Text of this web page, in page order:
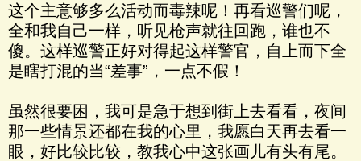
这个主意够多么活动而毒辣呢！再看巡警们呢，
全和我自己一样，听见枪声就往回跑，谁也不
傻。这样巡警正好对得起这样警官，自上而下全
是瞎打混的当“差事”，一点不假！
虽然很要困，我可是急于想到街上去看看，夜间
那一些情景还都在我的心里，我愿白天再去看一
眼，好比较比较，教我心中这张画儿有头有尾。